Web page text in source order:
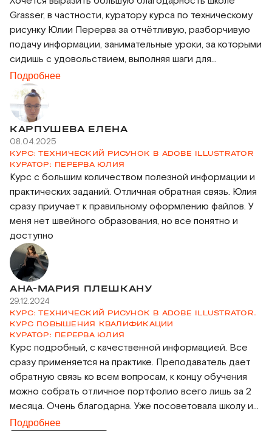
Grasser, в частности, куратору курса по техническому
рисунку Юлии Перерва за отчётливую, разборчивую
подачу информации, занимательные уроки, за которыми
сидишь с удовольствием, выполняя шаги для
достижения должных результатов.
Приятное общение, информативные ответы - весь
курс пролетел с удовольствием и положительным
настроем!
Удачи вам, всей школе и спасибо за вложения в знания!)
Подробнее
КАРПУШЕВА ЕЛЕНА
08.04.2025
КУРС: ТЕХНИЧЕСКИЙ РИСУНОК В ADOBE ILLUSTRATOR
КУРАТОР: ПЕРЕРВА ЮЛИЯ
Курс с большим количеством полезной информации и
практических заданий. Отличная обратная связь. Юлия
сразу приучает к правильному оформлению файлов. У
меня нет швейного образования, но все понятно и
доступно
АНА-МАРИЯ ПЛЕШКАНУ
29.12.2024
КУРС: ТЕХНИЧЕСКИЙ РИСУНОК В ADOBE ILLUSTRATOR.
КУРС ПОВЫШЕНИЯ КВАЛИФИКАЦИИ
КУРАТОР: ПЕРЕРВА ЮЛИЯ
Курс подробный, с качественной информацией. Все
сразу применяется на практике. Преподаватель дает
обратную связь ко всем вопросам, к концу обучения
можно собрать отличное портфолио всего лишь за 2
месяца. Очень благодарна. Уже посоветовала школу и
курс друзьям:)
Подробнее